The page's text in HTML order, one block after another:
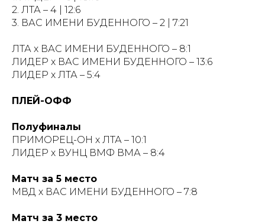
2. ЛТА – 4 | 12:6
3. ВАС ИМЕНИ БУДЕННОГО – 2 | 7:21
ЛТА х ВАС ИМЕНИ БУДЕННОГО – 8:1
ЛИДЕР х ВАС ИМЕНИ БУДЕННОГО – 13:6
ЛИДЕР х ЛТА – 5:4
ПЛЕЙ-ОФФ
Полуфиналы
ПРИМОРЕЦ-ОН х ЛТА – 10:1
ЛИДЕР х ВУНЦ ВМФ ВМА – 8:4
Матч за 5 место
МВД х ВАС ИМЕНИ БУДЕННОГО – 7:8
Матч за 3 место